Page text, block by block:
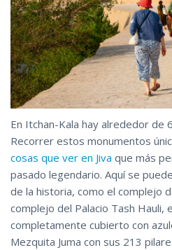
En Itchan-Kala hay alrededor de
Recorrer estos monumentos
cosas que ver en Jiva que más
pasado legendario. Aquí se
de la historia, como el complejo
complejo del Palacio Tash Hauli,
completamente cubierto con
Mezquita Juma con sus 213